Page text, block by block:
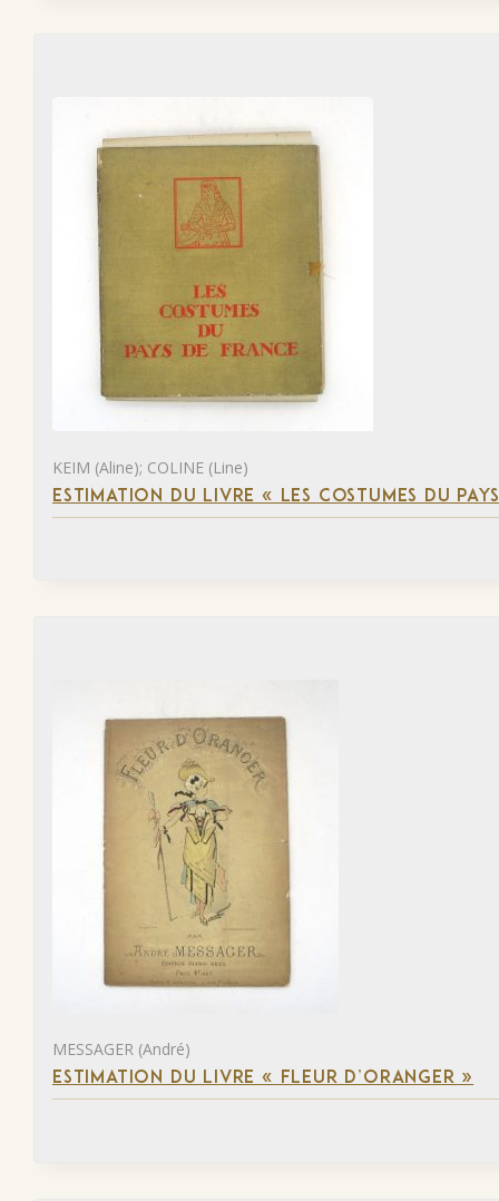
KEIM (Aline); COLINE (Line)
ESTIMATION DU LIVRE « LES COSTUMES DU
MESSAGER (André)
ESTIMATION DU LIVRE « FLEUR D’ORANGER »